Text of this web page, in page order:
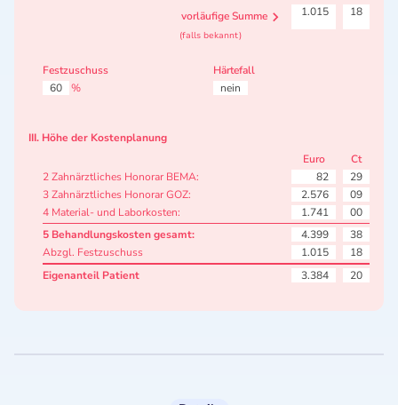
vorläufige Summe
1.015 18
(falls bekannt)
Festzuschuss
60
%
Härtefall
nein
III. Höhe der Kostenplanung
Euro
Ct
2 Zahnärztliches Honorar BEMA:
82
29
3 Zahnärztliches Honorar GOZ:
2.576
09
4 Material- und Laborkosten:
1.741
00
5 Behandlungskosten gesamt:
4.399
38
Abzgl. Festzuschuss
1.015
18
Eigenanteil Patient
3.384 20